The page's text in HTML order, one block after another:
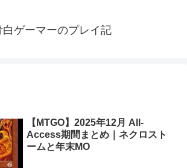
白ゲーマーのプレイ記
【MTGO】2025年12月 All-
Access期間まとめ｜ネクロスト
ームと年末MO